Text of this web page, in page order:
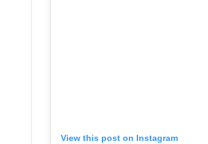
View this post on Instagram